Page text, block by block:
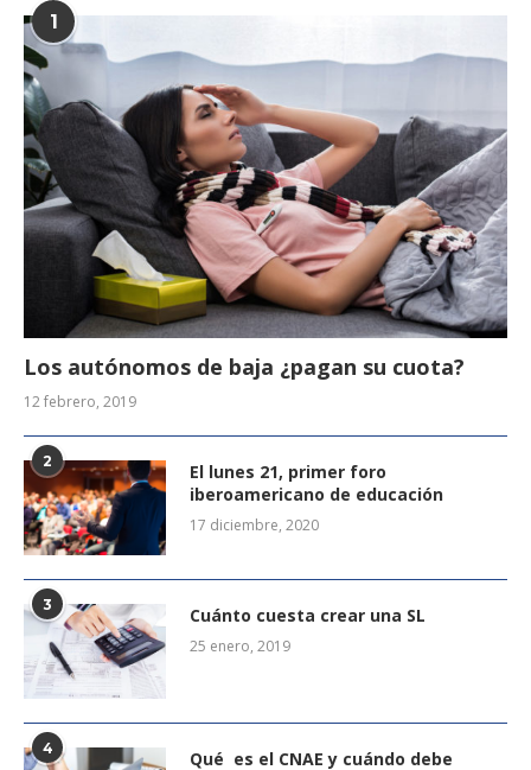
1
Los autónomos de baja ¿pagan su cuota?
12 febrero, 2019
2
El lunes 21, primer foro
iberoamericano de educación
17 diciembre, 2020
3 Cuánto cuesta crear una SL
25 enero, 2019
4 Qué es el CNAE y cuándo debe